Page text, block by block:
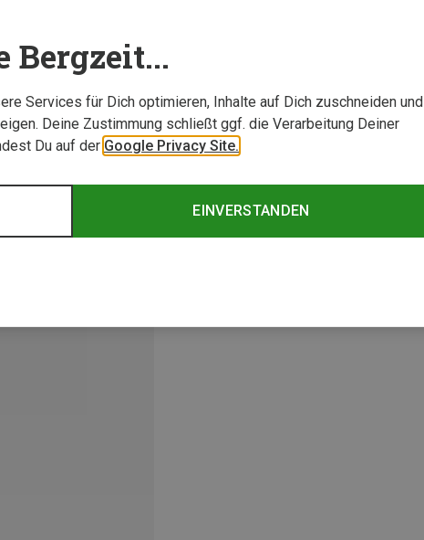
Bergzeit...
Services für Dich optimieren, Inhalte auf Dich zuschneiden und
Deine Zustimmung schließt ggf. die Verarbeitung Deiner
Du auf der Google Privacy Site.
EINVERSTANDEN